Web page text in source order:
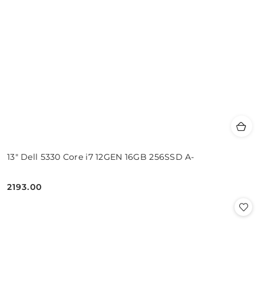
13" Dell 5330 Core i7 12GEN 16GB 256SSD A-
Cena:
2193.00